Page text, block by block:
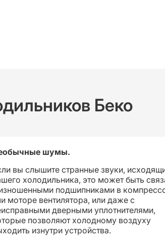
Беко
шумы.
вы слышите странные звуки,
холодильника, это может быть
подшипниками в
моторе вентилятора, или даже с
дверными уплотнителями,
позволяют холодному воздуху
изнутри устройства.